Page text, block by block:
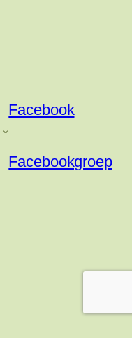
Facebook
Facebookgroep